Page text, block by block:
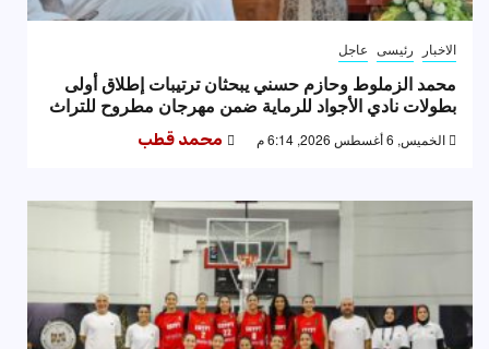
الاخبار رئيسى عاجل
محمد الزملوط وحازم حسني يبحثان ترتيبات إطلاق أولى
بطولات نادي الأجواد للرماية ضمن مهرجان مطروح للتراث
الخميس, 6 أغسطس 2026, 6:14 م محمد قطب